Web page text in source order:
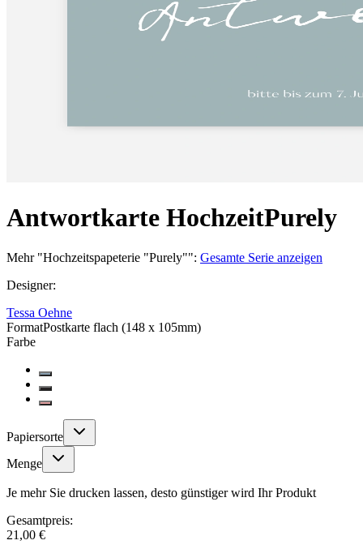
Antwortkarte HochzeitPurely
Mehr"Hochzeitspapeterie "Purely"": Gesamte Serie anzeigen
Designer:
Tessa Oehne
FormatPostkarte flach (148 x 105mm)
Farbe
Papiersorte
Menge
Je mehr Sie drucken lassen, desto günstiger wird Ihr Produkt
Gesamtpreis:
21,00 €